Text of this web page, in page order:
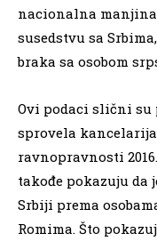
nacionalna manjina
susedstvu sa
braka sa osobom
Ovi podaci slični su
sprovela
ravnopravnosti
takođe pokazuju da
Srbiji prema
Romima. Što